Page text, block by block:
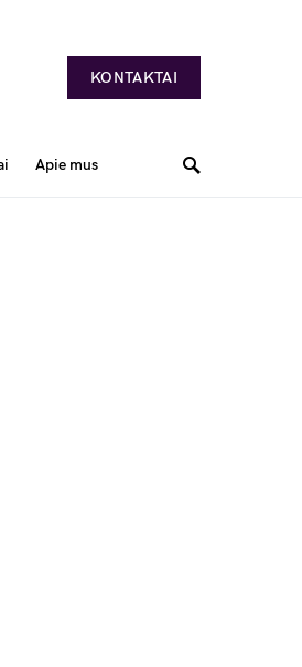
KONTAKTAI
Apie mus